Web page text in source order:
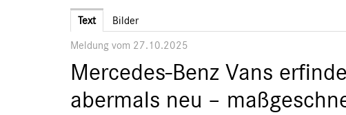
Text Bilder
Meldung vom 27.10.2025
Mercedes-Benz Vans
abermals neu –